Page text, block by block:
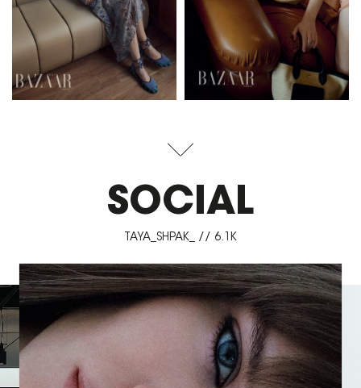
SOCIAL
TAYA_SHPAK_ // 6.1K